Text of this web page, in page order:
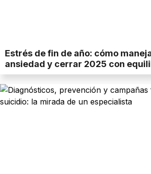
Estrés de fin de año: cómo
ansiedad y cerrar 2025 con